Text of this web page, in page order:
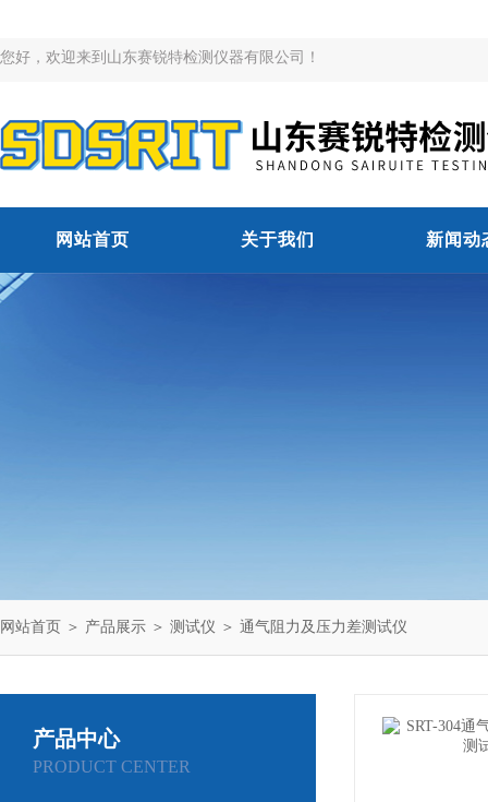
您好，欢迎来到山东赛锐特检测仪器有限公司！
网站首页 关于我们 新闻动
网站首页 ＞ 产品展示 ＞ 测试仪 ＞ 通气阻力及压力差测试仪
产品中心
PRODUCT CENTER